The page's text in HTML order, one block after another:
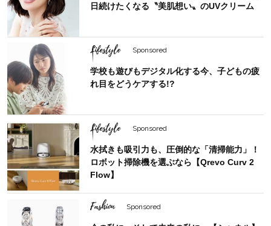
日続けたくなる〝美肌想い〟のUVクリーム
Lifestyle Sponsored
学校も遊びもデジタル化する今、子どもの疲
れ目をどうケアする!?
Lifestyle Sponsored
水拭きも吸引力も、圧倒的な「清掃能力」！
ロボット掃除機を選ぶなら【Qrevo Curv 2
Flow】
Fashion Sponsored